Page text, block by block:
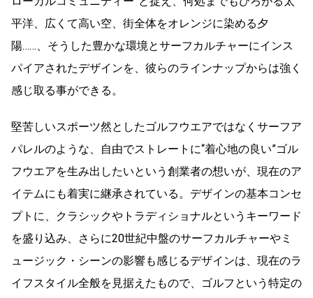
平洋、広くて高い空、街全体をオレンジに染める夕
陽……、そうした豊かな環境とサーフカルチャーにインス
パイアされたデザインを、彼らのラインナップからは強く
感じ取る事ができる。
堅苦しいスポーツ然としたゴルフウエアではなくサーフア
パレルのような、自由でストレートに“着心地の良い”ゴル
フウエアを生み出したいという創業者の想いが、現在のア
イテムにも着実に継承されている。デザインの基本コンセ
プトに、クラシックやトラディショナルというキーワード
を盛り込み、さらに20世紀中盤のサーフカルチャーやミ
ュージック・シーンの影響も感じるデザインは、現在のラ
イフスタイル全般を見据えたもので、ゴルフという特定の